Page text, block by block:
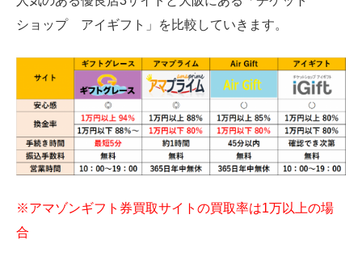
ショップ アイギフト」を比較していきます。
※アマゾンギフト券買取サイトの買取率は1万以上の場
合